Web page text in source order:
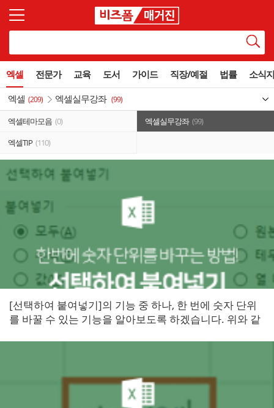
엑셀 전문가 교육 도서 가이드 직장/예절 법률 소식지
엑셀 (209) 엑셀실무강좌 (99)
엑셀테마모음 (0) 엑셀실무강좌 (99)
엑셀TIP (110)
[선택하여 붙여넣기]의 기능 중 하나, 한 번에 숫자 단위
를 바꿀 수 있는 기능을 알아보도록 하겠습니다. ​위와 같